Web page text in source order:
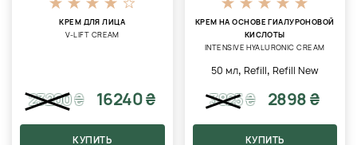
КРЕМ ДЛЯ ЛИЦА
V-LIFT CREAM
23200₴ 16240 ₴
КУПИТЬ
КРЕМ НА ОСНОВЕ ГИАЛУРОНОВОЙ
КИСЛОТЫ
INTENSIVE HYALURONIC CREAM
50 мл, Refill, Refill New
3825₴ 2898 ₴
КУПИТЬ